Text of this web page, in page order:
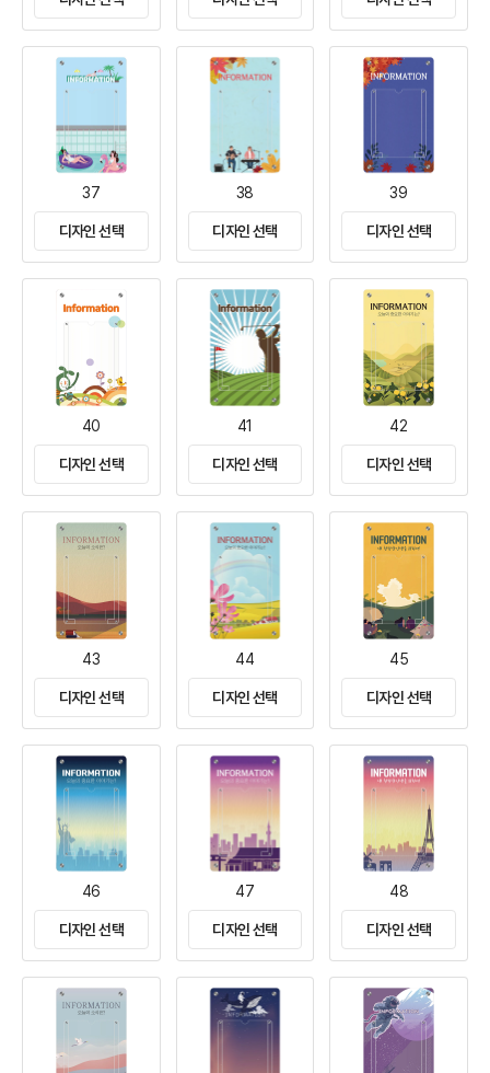
37
디자인 선택
38
디자인 선택
39
디자인 선택
40
디자인 선택
41
디자인 선택
42
디자인 선택
43
디자인 선택
44
디자인 선택
45
디자인 선택
46
디자인 선택
47
디자인 선택
48
디자인 선택